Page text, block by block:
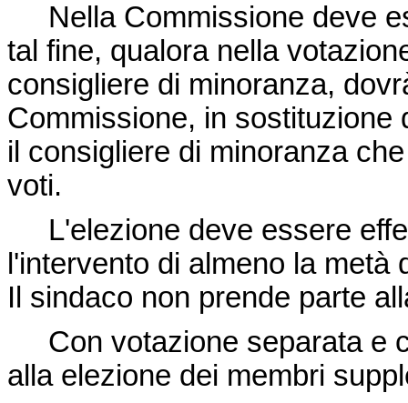
Nella Commissione deve
tal fine, qualora nella
consigliere di minoranza,
Commissione, in sostituzione
il consigliere di minoranza
voti.
L'elezione deve essere
l'intervento di almeno la
Il sindaco non prende parte
Con votazione separata e
alla elezione dei membri